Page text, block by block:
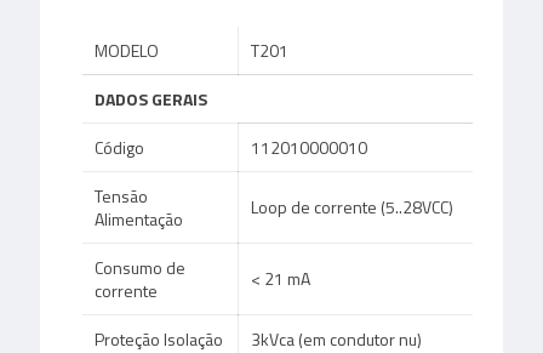
MODELO
T201
DADOS GERAIS
Código
112010000010
Tensão
Alimentação
Loop de corrente (5..28VCC)
Consumo de
corrente
< 21 mA
Proteção Isolação
3kVca (em condutor nu)